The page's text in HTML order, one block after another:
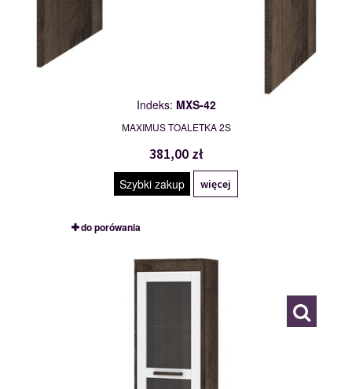
Indeks: MXS-42
MAXIMUS TOALETKA 2S
381,00 zł
Szybki zakup więcej
do porówania